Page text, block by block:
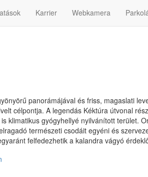
Karrier Webkamera
panorámájával és friss, magaslati
célpontja. A legendás Kéktúra útvonal
klimatikus gyógyhellyé nyilvánított terület.
természeti csodáit egyéni és
felfedezhetik a kalandra vágyó